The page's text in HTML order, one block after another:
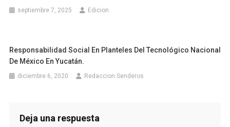
septiembre 7, 2025 Edicion
Responsabilidad Social En Planteles Del Tecnológico Nacional
De México En Yucatán.
diciembre 6, 2020 Redaccion Senderos
Deja una respuesta